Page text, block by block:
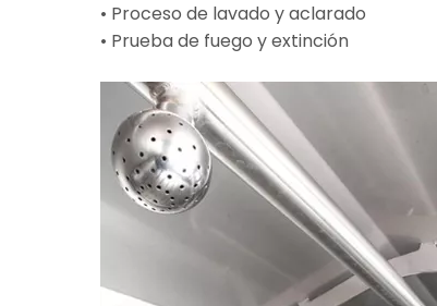
• Proceso de lavado y aclarado
• Prueba de fuego y extinción